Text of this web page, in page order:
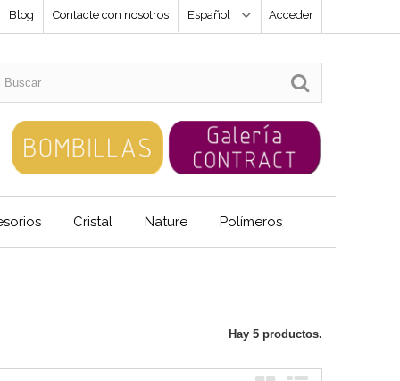
Acceder
Español
Contacte con nosotros
Blog
Cristal Nature Polímeros
Hay 5 productos.